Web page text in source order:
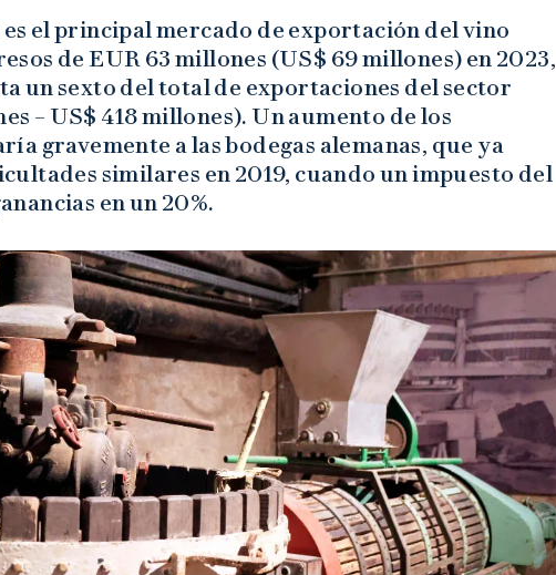
el principal mercado de exportación del vino
de EUR 63 millones (US$ 69 millones) en 2023,
un sexto del total de exportaciones del sector
– US$ 418 millones). Un aumento de los
gravemente a las bodegas alemanas, que ya
similares en 2019, cuando un impuesto del
en un 20%.